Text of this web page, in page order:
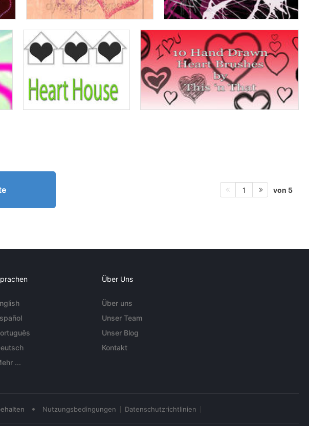
1 von 5
...
Über Uns
Über uns
Unser Team
Unser Blog
Kontakt
• Nutzungsbedingungen Datenschutzrichtlinien